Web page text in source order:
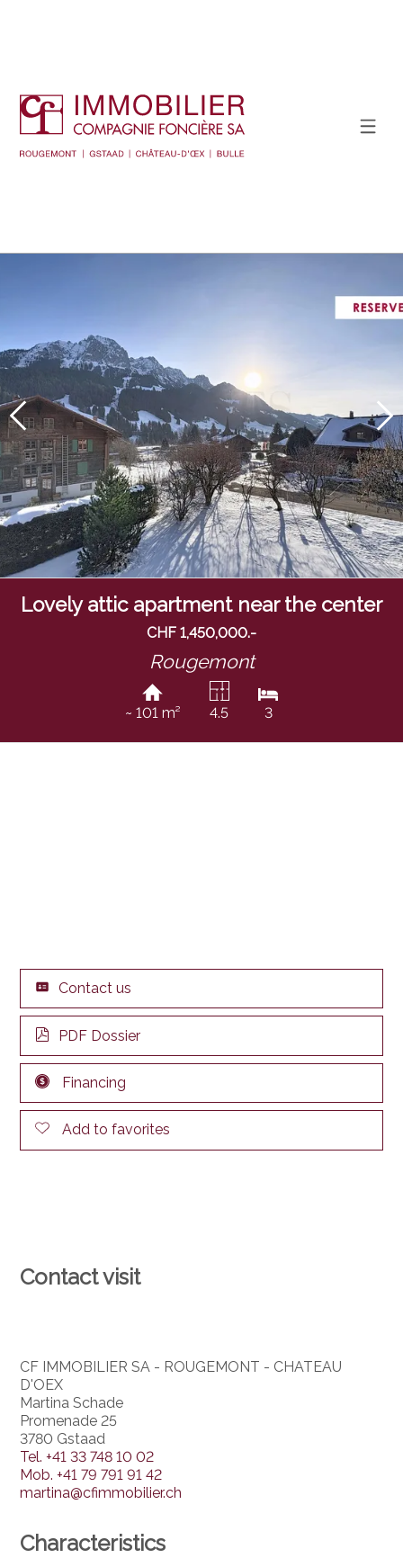
Lovely attic apartment near the center
CHF 1,450,000.-
Rougemont
~ 101 m² 4.5 3
Contact us
PDF Dossier
Financing
Add to favorites
Contact visit
CF IMMOBILIER SA - ROUGEMONT - CHATEAU
D'OEX
Martina Schade
Promenade 25
3780 Gstaad
Tel.+41 33 748 10 02
Mob.+41 79 791 91 42
martina@cfimmobilier.ch
Characteristics